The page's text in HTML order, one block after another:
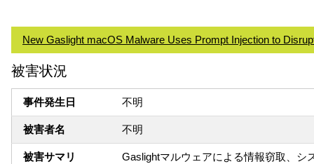
New Gaslight macOS Malware Uses Prompt Injection to
被害状況
事件発生日 不明
被害者名 不明
被害サマリ Gaslightマルウェアによる情報窃取、シ